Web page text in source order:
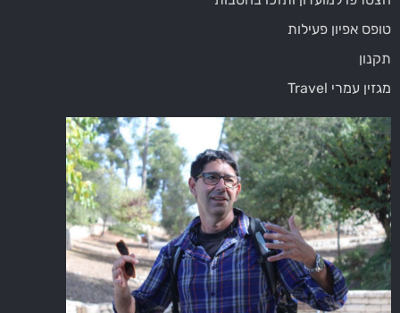
טופס אפיון פעילות
תקנון
מגזין עמרי Travel